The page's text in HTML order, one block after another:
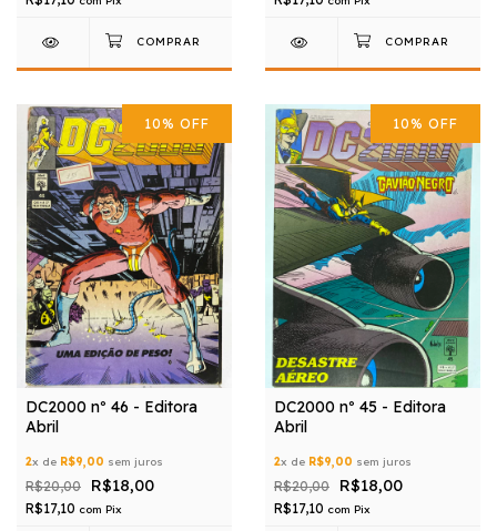
10% OFF
DC2000 nº 46 - Editora
Abril
2x de R$9,00 sem juros
R$20,00 R$18,00
R$17,10 com Pix
10% OFF
DC2000 nº 45 - Editora
Abril
2x de R$9,00 sem juros
R$20,00 R$18,00
R$17,10 com Pix